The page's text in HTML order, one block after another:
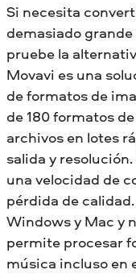
Si necesita
demasiado
pruebe la
Movavi es una
de formatos de
de 180 formatos
archivos en lotes
salida y
una velocidad de
pérdida de
Windows y Mac y
permite procesar
música incluso en